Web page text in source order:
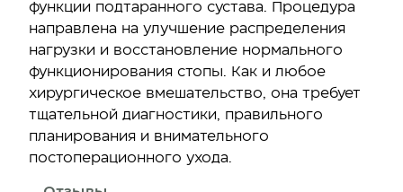
функции подтаранного сустава. Процедура
направлена на улучшение распределения
нагрузки и восстановление нормального
функционирования стопы. Как и любое
хирургическое вмешательство, она требует
тщательной диагностики, правильного
планирования и внимательного
постоперационного ухода.